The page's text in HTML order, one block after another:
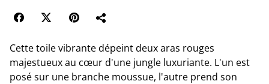
Cette toile vibrante dépeint deux aras rouges
majestueux au cœur d'une jungle luxuriante. L'un est
posé sur une branche moussue, l'autre prend son